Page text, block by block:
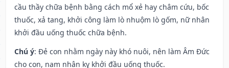
cầu thầy chữa bệnh bằng cách mổ xẻ hay châm cứu, bốc
thuốc, xả tang, khởi công làm lò nhuộm lò gốm, nữ nhân
khởi đầu uống thuốc chữa bệnh.
Chú ý: Đẻ con nhằm ngày này khó nuôi, nên làm Âm Đức
cho con, nam nhân kỵ khởi đầu uống thuốc.